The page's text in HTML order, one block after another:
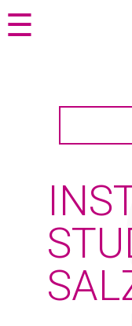
Zum
Seiteninhalt
Zur
Navigation
☰